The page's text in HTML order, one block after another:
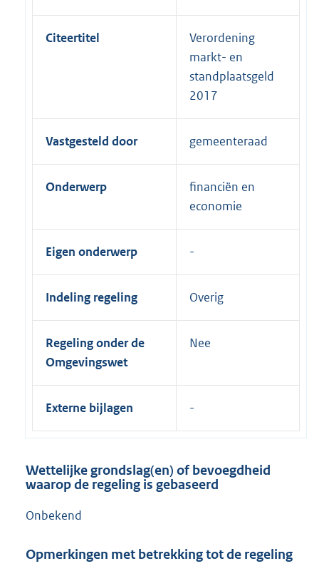
Citeertitel
Verordening
markt- en
standplaatsgeld
2017
Vastgesteld door gemeenteraad
Onderwerp
financiën en
economie
Eigen onderwerp
Indeling regeling Overig
Regeling onder de
Omgevingswet
Nee
Externe bijlagen
Wettelijke grondslag(en) of bevoegdheid
waarop de regeling is gebaseerd
Onbekend
Opmerkingen met betrekking tot de regeling